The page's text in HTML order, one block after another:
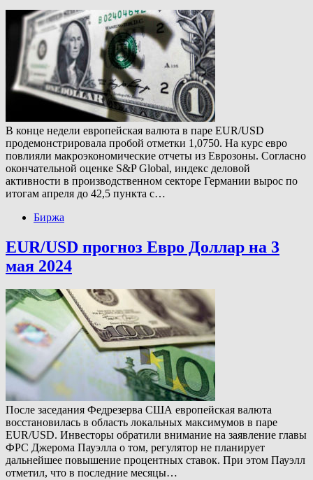
В конце недели европейская валюта в паре EUR/USD
продемонстрировала пробой отметки 1,0750. На курс евро
повлияли макроэкономические отчеты из Еврозоны. Согласно
окончательной оценке S&P Global, индекс деловой
активности в производственном секторе Германии вырос по
итогам апреля до 42,5 пункта с…
Биржа
EUR/USD прогноз Евро Доллар на 3
мая 2024
После заседания Федрезерва США европейская валюта
восстановилась в область локальных максимумов в паре
EUR/USD. Инвесторы обратили внимание на заявление главы
ФРС Джерома Пауэлла о том, регулятор не планирует
дальнейшее повышение процентных ставок. При этом Пауэлл
отметил, что в последние месяцы…